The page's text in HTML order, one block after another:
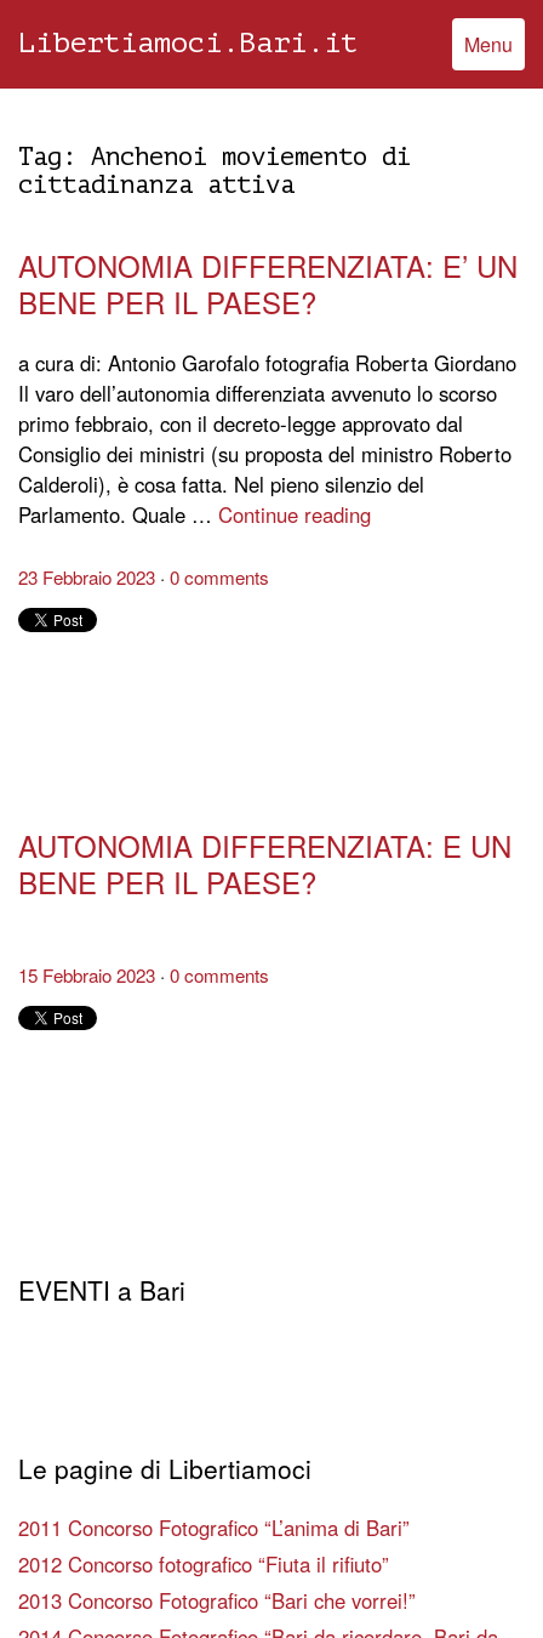
Libertiamoci.Bari.it Menu
Tag: Anchenoi moviemento di
cittadinanza attiva
AUTONOMIA DIFFERENZIATA: E’ UN
BENE PER IL PAESE?
a cura di: Antonio Garofalo fotografia Roberta Giordano
Il varo dell’autonomia differenziata avvenuto lo scorso
primo febbraio, con il decreto-legge approvato dal
Consiglio dei ministri (su proposta del ministro Roberto
Calderoli), è cosa fatta. Nel pieno silenzio del
Parlamento. Quale … Continue reading
23 Febbraio 2023 0 comments
AUTONOMIA DIFFERENZIATA: E UN
BENE PER IL PAESE?
15 Febbraio 2023 0 comments
EVENTI a Bari
Le pagine di Libertiamoci
2011 Concorso Fotografico “L’anima di Bari”
2012 Concorso fotografico “Fiuta il rifiuto”
2013 Concorso Fotografico “Bari che vorrei!”